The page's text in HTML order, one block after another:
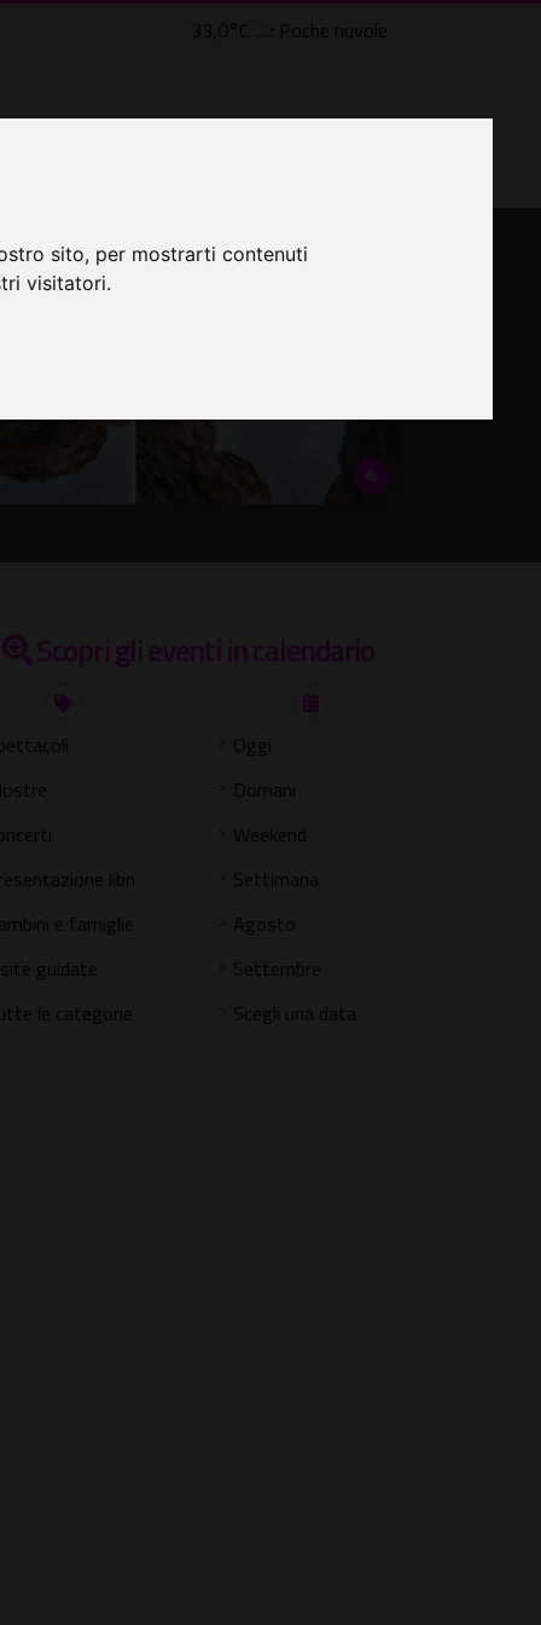
sito, per mostrarti contenuti
visitatori.
Civette
33,0°C Poche nuvole
Scopri gli eventi in calendario
libri
e famiglie
guidate
le categorie
Oggi
Domani
Weekend
Settimana
Agosto
Settembre
Scegli una data